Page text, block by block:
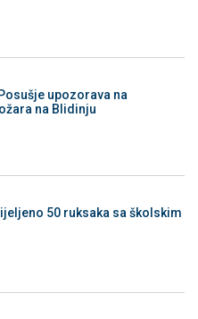
upozorava na
na Blidinju
50 ruksaka sa školskim